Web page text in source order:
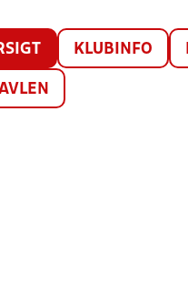
KLUBINFO